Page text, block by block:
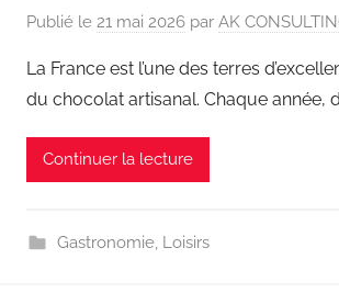
Publié le 21 mai 2026 par AK
La France est l’une des terres
du chocolat artisanal. Chaque année,
Continuer la lecture
Gastronomie, Loisirs